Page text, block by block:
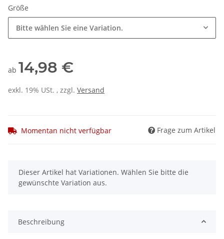
Größe
Bitte wählen Sie eine Variation.
ab 14,98 €
exkl. 19% USt. , zzgl. Versand
Momentan nicht verfügbar Frage zum Artikel
x
Dieser Artikel hat Variationen. Wählen Sie bitte die
gewünschte Variation aus.
Beschreibung